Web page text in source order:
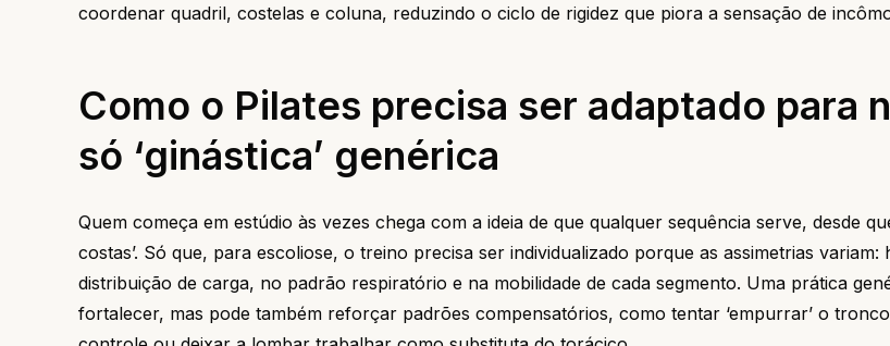
coordenar quadril, costelas e coluna, reduzindo o ciclo de rigidez que piora a sensação de
Como o Pilates precisa ser adaptado para
só ‘ginástica’ genérica
Quem começa em estúdio às vezes chega com a ideia de que qualquer sequência serve, desde
costas’. Só que, para escoliose, o treino precisa ser individualizado porque as assimetrias variam:
distribuição de carga, no padrão respiratório e na mobilidade de cada segmento. Uma prática
fortalecer, mas pode também reforçar padrões compensatórios, como tentar ‘empurrar’ o